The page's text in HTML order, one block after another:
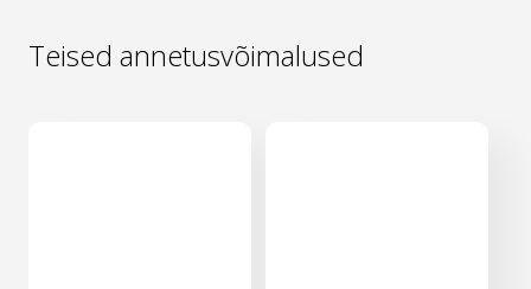
Teised annetusvõimalused